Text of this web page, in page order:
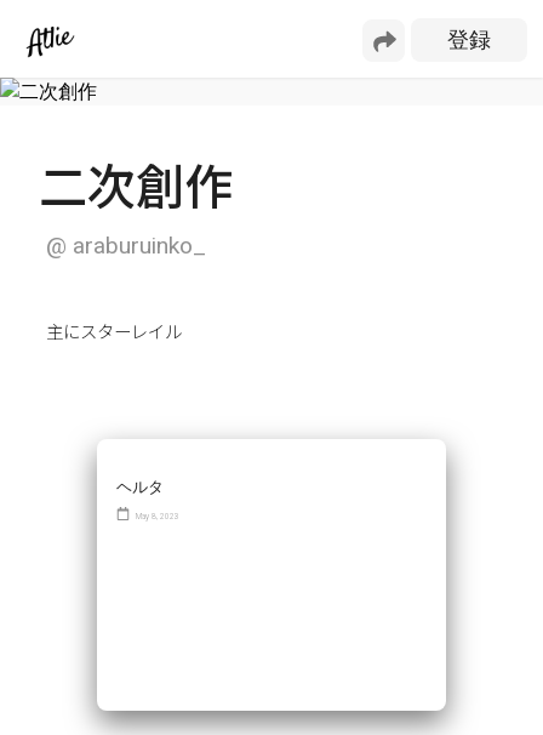
二次創作
@ araburuinko_
主にスターレイル
ヘルタ
May 8, 2023